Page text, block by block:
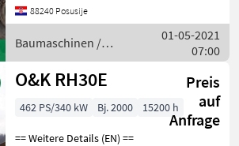
joystick hydraulic
command Baumaschinen
Radlader
88240 Posusije
Baumaschinen /
O&K
01-05-2021
07:00
O&K RH30E
Preis
auf
Anfrage
462 PS/340 kW Bj. 2000 15200 h
== Weitere Details (EN) ==